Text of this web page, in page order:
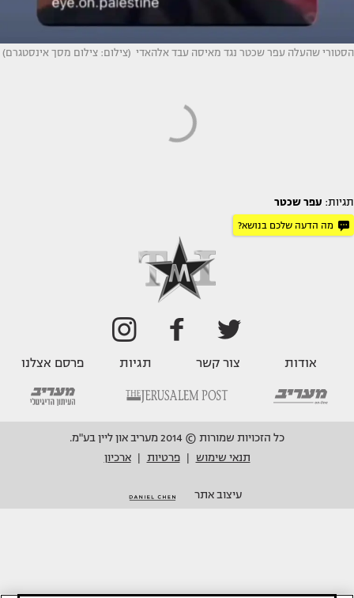
הסטורי שהעלה עפר שכטר נגד מאיסה עבד אלהאדי (צילום: צילום מסך אינסטגרם)
תגיות: עפר שכטר
מה הדעה שלכם בנושא?
אודות צור קשר תגיות פרסם אצלנו
כל הזכויות שמורות © 2014 מעריב און ליין בע"מ.
תנאי שימוש
פרטיות ארכיון
עיצוב אתר